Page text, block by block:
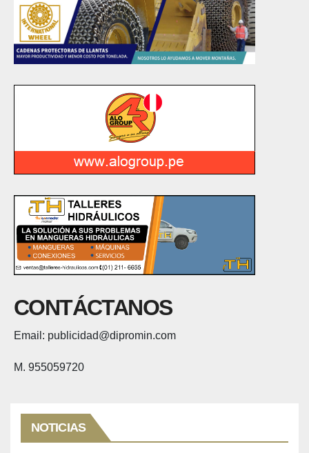
CONTÁCTANOS
Email: publicidad@dipromin.com
M. 955059720
NOTICIAS